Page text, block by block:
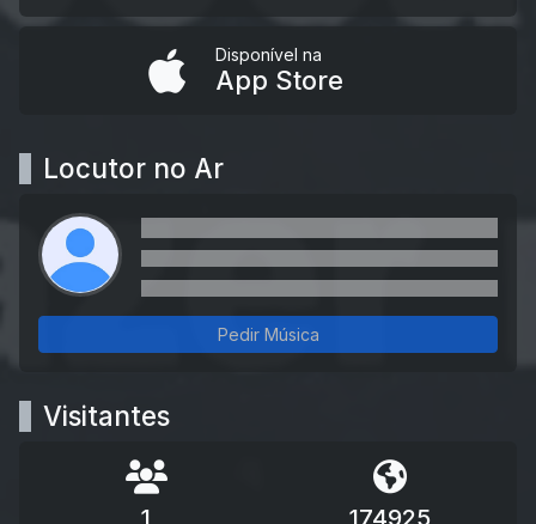
Disponível na
App Store
Locutor no Ar
Pedir Música
Visitantes